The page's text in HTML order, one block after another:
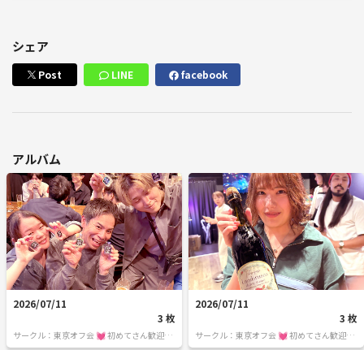
シェア
Post LINE facebook
アルバム
2026/07/11
3 枚
サークル：東京オフ会 💓 初めてさん歓迎の
飲み会です 💓 男女関係なく純粋に友達作り
2026/07/11
3 枚
サークル：東京オフ会 💓 初めてさん歓迎の
飲み会です 💓 男女関係なく純粋に友達作り